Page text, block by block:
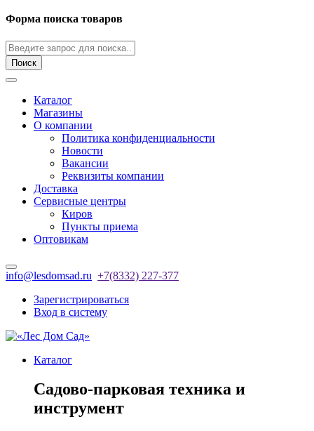
Форма поиска товаров
Поиск
Каталог
Магазины
О компании
Политика конфиденциальности
Новости
Вакансии
Реквизиты компании
Доставка
Сервисные центры
Киров
Пункты приема
Оптовикам
info@lesdomsad.ru +7(8332) 227-377
Зарегистрироваться
Вход в систему
Каталог
Садово-парковая техника и
инструмент